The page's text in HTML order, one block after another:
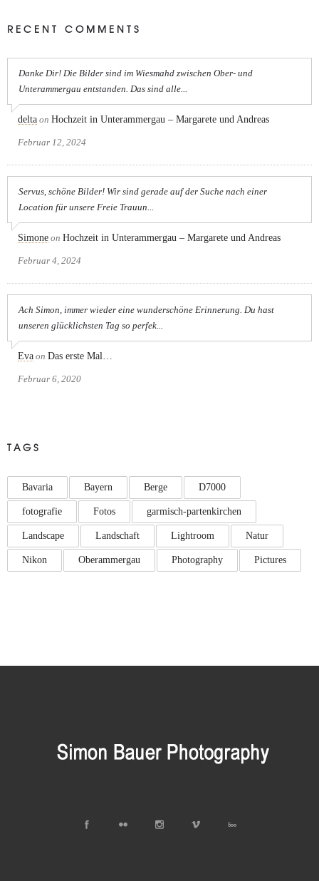
RECENT COMMENTS
Danke Dir! Die Bilder sind im Wiesmahd zwischen Ober- und
Unterammergau entstanden. Das sind alle...
delta on Hochzeit in Unterammergau – Margarete und Andreas
Februar 12, 2024
Servus, schöne Bilder! Wir sind gerade auf der Suche nach einer
Location für unsere Freie Trauun...
Simone on Hochzeit in Unterammergau – Margarete und Andreas
Februar 4, 2024
Ach Simon, immer wieder eine wunderschöne Erinnerung. Du hast
unseren glücklichsten Tag so perfek...
Eva on Das erste Mal…
Februar 6, 2020
TAGS
Bavaria Bayern Berge D7000
fotografie Fotos garmisch-partenkirchen
Landscape Landschaft Lightroom Natur
Nikon Oberammergau Photography Pictures